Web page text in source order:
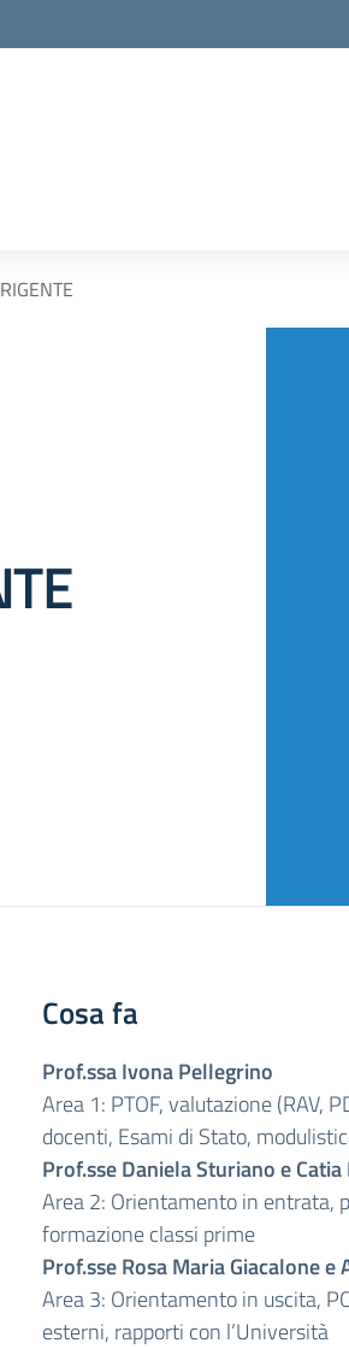
Cosa fa
Prof.ssa Ivona Pellegrino
Area 1: PTOF, valutazione (RAV,
docenti, Esami di Stato,
Prof.sse Daniela Sturiano e
Area 2: Orientamento in entrata,
formazione classi prime
Prof.sse Rosa Maria Giacalone
Area 3: Orientamento in uscita,
esterni, rapporti con l’Università